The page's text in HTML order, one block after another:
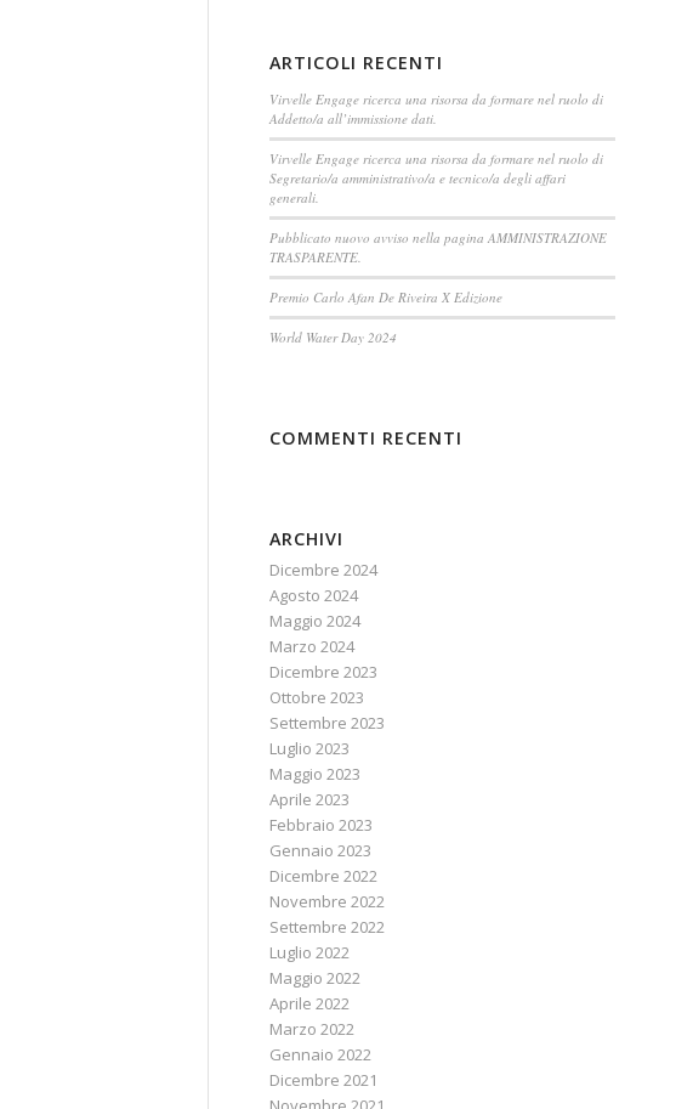
ARTICOLI RECENTI
Virvelle Engage ricerca una risorsa da formare nel ruolo di
Addetto/a all’immissione dati.
Virvelle Engage ricerca una risorsa da formare nel ruolo di
Segretario/a amministrativo/a e tecnico/a degli affari
generali.
Pubblicato nuovo avviso nella pagina AMMINISTRAZIONE
TRASPARENTE.
Premio Carlo Afan De Riveira X Edizione
World Water Day 2024
COMMENTI RECENTI
ARCHIVI
Dicembre 2024
Agosto 2024
Maggio 2024
Marzo 2024
Dicembre 2023
Ottobre 2023
Settembre 2023
Luglio 2023
Maggio 2023
Aprile 2023
Febbraio 2023
Gennaio 2023
Dicembre 2022
Novembre 2022
Settembre 2022
Luglio 2022
Maggio 2022
Aprile 2022
Marzo 2022
Gennaio 2022
Dicembre 2021